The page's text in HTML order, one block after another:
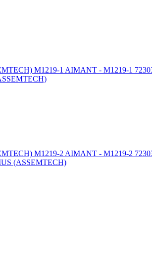
M1219-1 AIMANT - M1219-1
M1219-2 AIMANT - M1219-2
(ASSEMTECH)